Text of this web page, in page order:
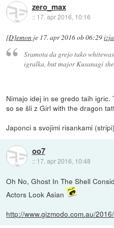
zero_max
:: 17. apr 2016, 10:16
[D]emon je 17. apr 2016 ob 06:29
Sramota da grejo tako
igralka, but major Kusanagi
Nimajo idej in se gredo taih
so se šli z Girl with the dragon
Japonci s svojimi risankami
oo7
:: 17. apr 2016, 10:48
Oh No, Ghost In The Shell
Actors Look Asian
http://www.gizmodo.com.au/